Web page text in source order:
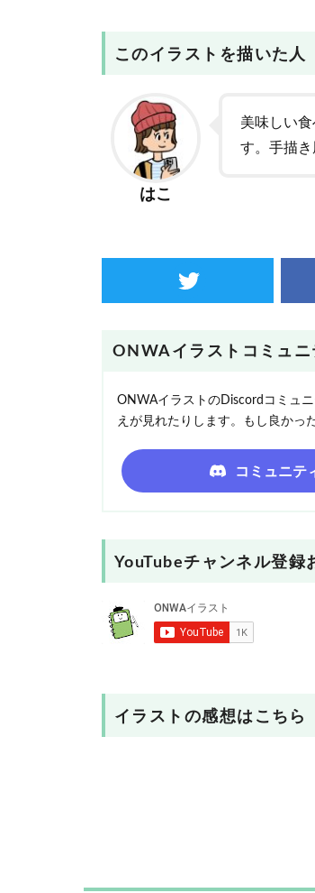
このイラストを描いた人
はこ
美味しい
す。手描き
ONWAイラストコミュニ
ONWAイラストのDiscordコミュ
えが見れたりします。もし良かっ
コミュニテ
YouTubeチャンネル登録
イラストの感想はこちら